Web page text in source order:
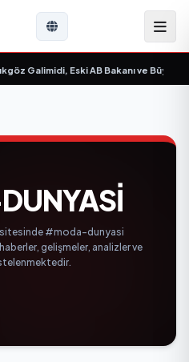
Galimidi, Eski AB Bakanı ve
sitesinde #moda-dunyasi
gelişmeler, analizler ve